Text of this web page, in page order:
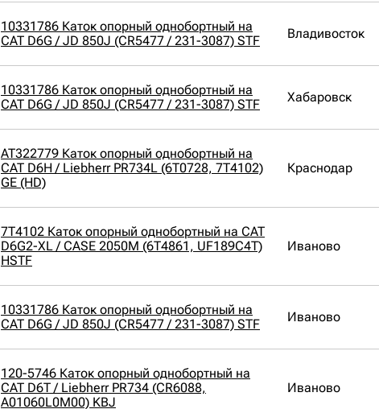
10331786 Каток опорный однобортный на
CAT D6G / JD 850J (CR5477 / 231-3087) STF
Владивосток
10331786 Каток опорный однобортный на
CAT D6G / JD 850J (CR5477 / 231-3087) STF
Хабаровск
AT322779 Каток опорный однобортный на
CAT D6H / Liebherr PR734L (6T0728, 7T4102)
GE (HD)
Краснодар
7T4102 Каток опорный однобортный на CAT
D6G2-XL / CASE 2050M (6T4861, UF189C4T)
HSTF
Иваново
10331786 Каток опорный однобортный на
CAT D6G / JD 850J (CR5477 / 231-3087) STF
Иваново
120-5746 Каток опорный однобортный на
CAT D6T / Liebherr PR734 (CR6088,
A01060L0M00) KBJ
Иваново